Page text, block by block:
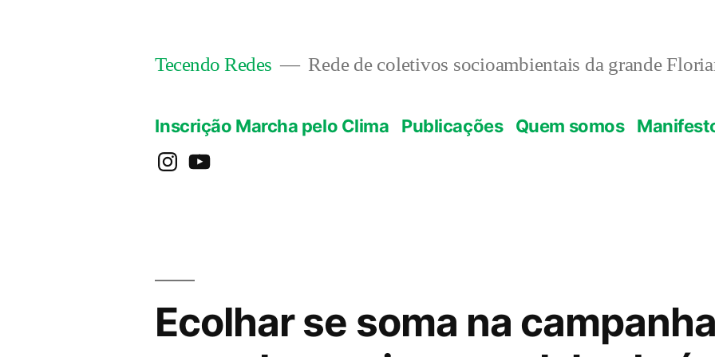
Tecendo Redes Rede de coletivos socioambientais da grande
Inscrição Marcha pelo Clima Publicações Quem somos
instagramYouTube
Ecolhar se soma na